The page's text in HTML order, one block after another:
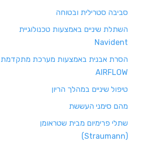
סביבה סטרילית ובטוחה
השתלת שיניים באמצעות טכנולוגיית
Navident
הסרת אבנית באמצעות מערכת מתקדמת
AIRFLOW
טיפול שיניים במהלך הריון
מהם סימני העששת
שתלי פרימיום מבית שטראומן
(Straumann)